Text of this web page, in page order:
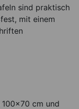
sind praktisch
mit einem
cm und